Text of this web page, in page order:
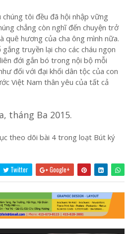
tôi đều đã hội nhập vững
chẳng còn nghĩ đến chuyện trở
quê hương của cha ông mình nữa.
truyền lại cho các cháu ngọn
đới gắn bó trong nội bộ mỗi
đối với đại khối dân tộc của con
Việt Nam thân yêu của tất cả
tháng Ba 2015.
theo dõi bài 4 trong loạt Bút ký
Twitter Google+